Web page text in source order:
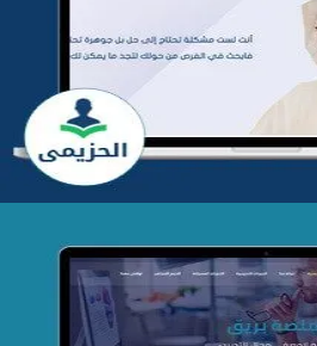
ياسر الحزيمي
التفاصيل
منصة بريق